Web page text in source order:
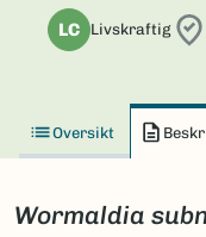
LC Livskraftig
Oversikt
Wormaldia